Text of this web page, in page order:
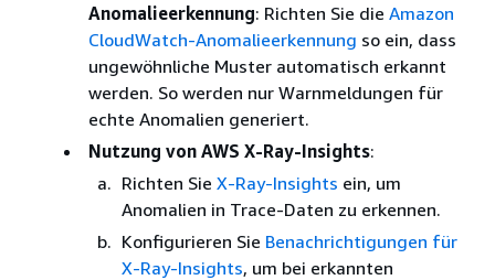
Anomalieerkennung: Richten Sie die Amazon
CloudWatch-Anomalieerkennung so ein, dass
ungewöhnliche Muster automatisch erkannt
werden. So werden nur Warnmeldungen für
echte Anomalien generiert.
Nutzung von AWS X-Ray-Insights:
Richten Sie X-Ray-Insights ein, um
Anomalien in Trace-Daten zu erkennen.
Konfigurieren Sie Benachrichtigungen für
X-Ray-Insights, um bei erkannten